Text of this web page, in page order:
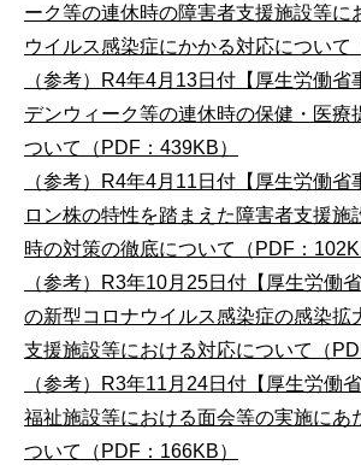
ーク等の連休時の障害者支援施設等に
ウイルス感染症にかかる対応について
（参考）R4年4月13日付【厚生労働省
デンウィーク等の連休時の保健・医療
ついて（PDF：439KB）
（参考）R4年4月11日付【厚生労働省
ロン株の特性を踏まえた障害者支援施
時の対策の徹底について（PDF：
（参考）R3年10月25日付【厚生労働
の新型コロナウイルス感染症の感染拡
支援施設等における対応について（
（参考）R3年11月24日付【厚生労働
福祉施設等における面会等の実施にあ
ついて（PDF：166KB）